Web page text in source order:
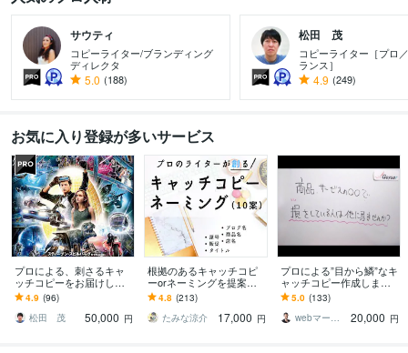
サウティ
コピーライター/ブランディング
ディレクタ
5.0 (188)
松田 茂
コピーライター［プロ
ランス］
4.9 (249)
お気に入り登録が多いサービス
プロによる、刺さるキャ
ッチコピーをお届けしま
す 超大作映画なども手が
ける、プロのコピーライ
ターによる言葉を。
4.9 (96)
松田 茂
50,000 円
根拠のあるキャッチコピ
ーorネーミングを提案し
ます 【計10案】高品質な
キャッチコピー・ネーミ
ングをお求めの方へ
4.8 (213)
たみな涼介
17,000 円
プロによる”目から鱗”なキ
ャッチコピー作成します
もっと”魅力的な商品の伝
え方があるはず！”と気づ
いたあなたへ
5.0 (133)
webマーケコンサルタント 若林 潤
20,000 円